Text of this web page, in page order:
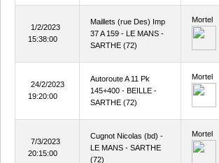
1/2/2023
15:38:00
Maillets (rue Des) Imp
37 A 159 - LE MANS -
SARTHE (72)
Mortel
24/2/2023
19:20:00
Autoroute A 11 Pk
145+400 - BEILLE -
SARTHE (72)
Mortel
7/3/2023
20:15:00
Cugnot Nicolas (bd) -
LE MANS - SARTHE
(72)
Mortel